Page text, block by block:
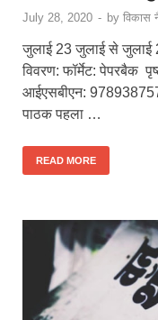
July 28, 2020 - by विकास
जुलाई 23 जुलाई से जुलाई
विवरण: फॉर्मेट: पेपरबैक
आईएसबीएन:
पाठक पहला …
READ MORE